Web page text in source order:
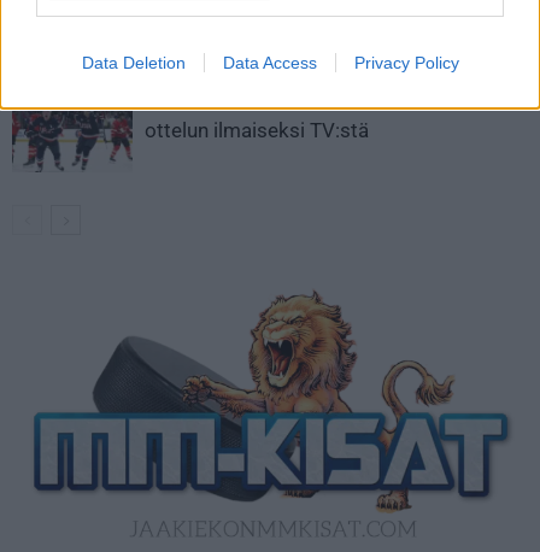
Data Deletion Data Access Privacy Policy
divisioonassa – sai samasta tilanteesta
Kanada – USA klo 15:10 – näin katsot
ottelun ilmaiseksi TV:stä